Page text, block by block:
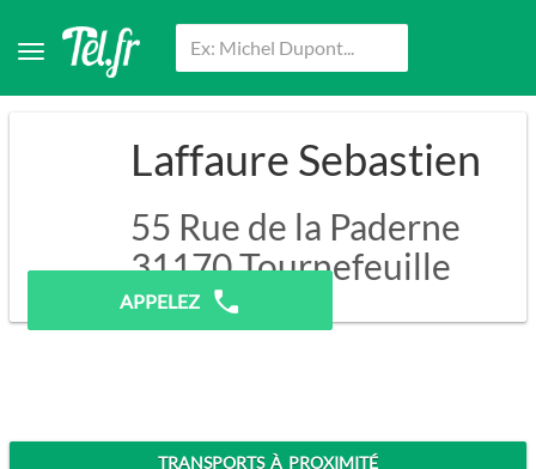
Laffaure Sebastien
55 Rue de la Paderne
31170Tournefeuille
APPELEZ
TRANSPORTS À PROXIMITÉ